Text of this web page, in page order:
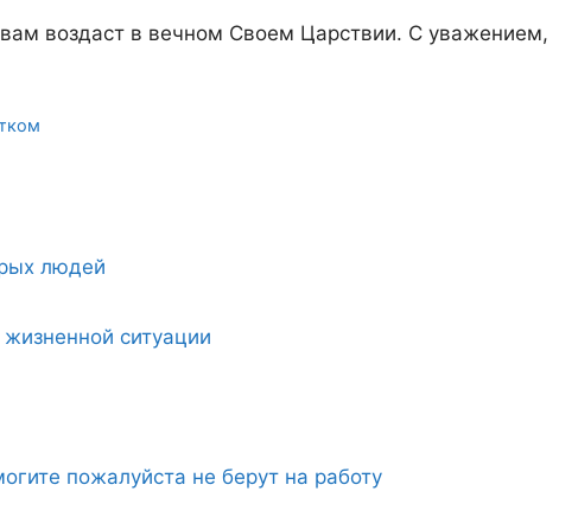
воздаст в вечном Своем Царствии. С уважением,
людей
ситуации
пожалуйста не берут на работу